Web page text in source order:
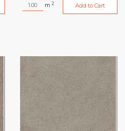
m 2 Add to Cart